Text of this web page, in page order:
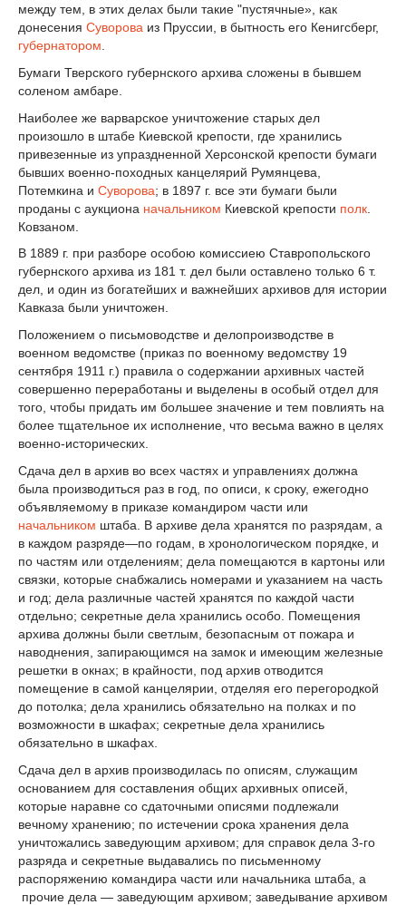
между тем, в этих делах были такие "пустячные», как
донесения Суворова из Пруссии, в бытность его Кенигсберг,
губернатором
Бумаги Тверского губернского архива сложены в бывшем
соленом амбаре.
Наиболее же варварское уничтожение старых дел
произошло в штабе Киевской крепости, где хранились
привезенные из упраздненной Херсонской крепости бумаги
бывших военно-походных канцелярий Румянцева,
Потемкина и Суворова; в 1897 г. все эти бумаги были
проданы с аукциона начальником Киевской крепости полк
Ковзаном.
В 1889 г. при разборе особою комиссиею Ставропольского
губернского архива из 181 т. дел были оставлено только 6 т.
дел, и один из богатейших и важнейших архивов для истории
Кавказа были уничтожен.
Положением о письмоводстве и делопроизводстве в
военном ведомстве (приказ по военному ведомству 19
сентября 1911 г.) правила о содержании архивных частей
совершенно переработаны и выделены в особый отдел для
того, чтобы придать им большее значение и тем повлиять на
более тщательное их исполнение, что весьма важно в целях
военно-исторических.
Сдача дел в архив во всех частях и управлениях должна
была производиться раз в год, по описи, к сроку, ежегодно
объявляемому в приказе командиром части или
начальником штаба. В архиве дела хранятся по разрядам, а
в каждом разряде—по годам, в хронологическом порядке, и
по частям или отделениям; дела помещаются в картоны или
связки, которые снабжались номерами и указанием на часть
и год; дела различные частей хранятся по каждой части
отдельно; секретные дела хранились особо. Помещения
архива должны были светлым, безопасным от пожара и
наводнения, запирающимся на замок и имеющим железные
решетки в окнах; в крайности, под архив отводится
помещение в самой канцелярии, отделяя его перегородкой
до потолка; дела хранились обязательно на полках и по
возможности в шкафах; секретные дела хранились
обязательно в шкафах.
Сдача дел в архив производилась по описям, служащим
основанием для составления общих архивных описей,
которые наравне со сдаточными описями подлежали
вечному хранению; по истечении срока хранения дела
уничтожались заведующим архивом; для справок дела 3-го
разряда и секретные выдавались по письменному
распоряжению командира части или начальника штаба, а
прочие дела — заведующим архивом; заведывание архивом